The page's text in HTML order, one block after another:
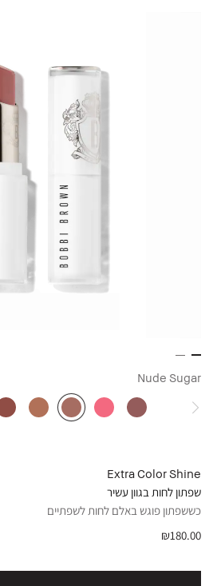
Nude Sugar
Extra Color Shine
שפתון לחות בגוון עשיר
כששפתון פוגש באלם לחות לשפתיים
₪180.00